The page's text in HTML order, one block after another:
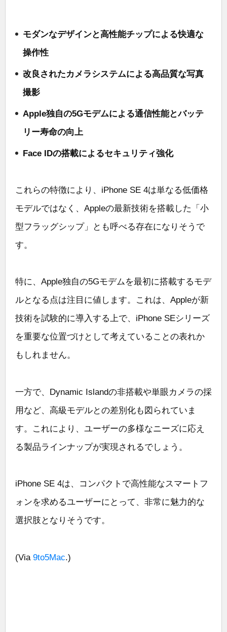
モダンなデザインと高性能チップによる快適な
操作性
改良されたカメラシステムによる高品質な写真
撮影
Apple独自の5Gモデムによる通信性能とバッテ
リー寿命の向上
Face IDの搭載によるセキュリティ強化
これらの特徴により、iPhone SE 4は単なる低価格
モデルではなく、Appleの最新技術を搭載した「小
型フラッグシップ」とも呼べる存在になりそうで
す。
特に、Apple独自の5Gモデムを最初に搭載するモデ
ルとなる点は注目に値します。これは、Appleが新
技術を試験的に導入する上で、iPhone SEシリーズ
を重要な位置づけとして考えていることの表れか
もしれません。
一方で、Dynamic Islandの非搭載や単眼カメラの採
用など、高級モデルとの差別化も図られていま
す。これにより、ユーザーの多様なニーズに応え
る製品ラインナップが実現されるでしょう。
iPhone SE 4は、コンパクトで高性能なスマートフ
ォンを求めるユーザーにとって、非常に魅力的な
選択肢となりそうです。
(Via 9to5Mac.)